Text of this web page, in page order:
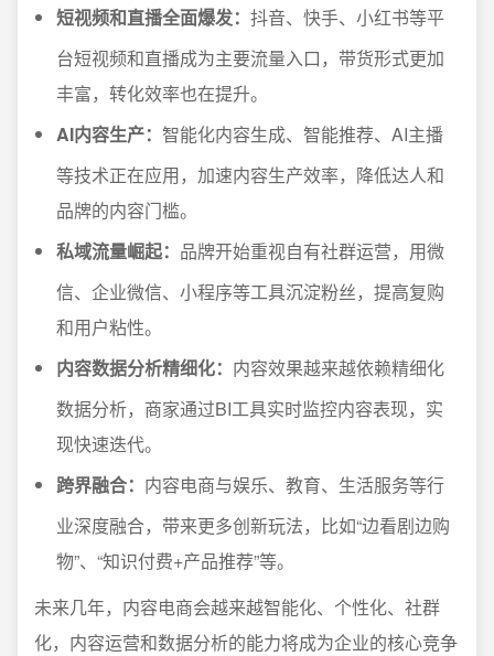
短视频和直播全面爆发： 抖音、快手、小红书等平
台短视频和直播成为主要流量入口，带货形式更加
丰富，转化效率也在提升。
AI内容生产： 智能化内容生成、智能推荐、AI主播
等技术正在应用，加速内容生产效率，降低达人和
品牌的内容门槛。
私域流量崛起： 品牌开始重视自有社群运营，用微
信、企业微信、小程序等工具沉淀粉丝，提高复购
和用户粘性。
内容数据分析精细化： 内容效果越来越依赖精细化
数据分析，商家通过BI工具实时监控内容表现，实
现快速迭代。
跨界融合： 内容电商与娱乐、教育、生活服务等行
业深度融合，带来更多创新玩法，比如“边看剧边购
物”、“知识付费+产品推荐”等。
未来几年，内容电商会越来越智能化、个性化、社群
化，内容运营和数据分析的能力将成为企业的核心竞争